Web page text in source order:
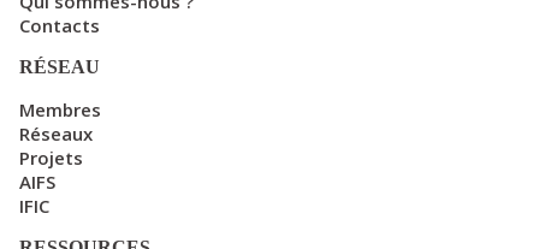
Contacts
RÉSEAU
Membres
Réseaux
Projets
AIFS
IFIC